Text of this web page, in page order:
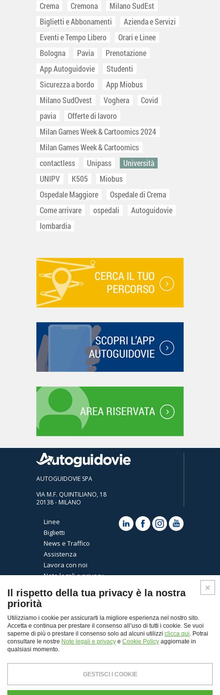
Crema
Cremona
Milano SudEst
Biglietti e Abbonamenti
Azienda e Servizi
Eventi e Tempo Libero
Orari e Linee
Bologna
Pavia
Prenotazione
App Autoguidovie
Studenti
Sicurezza a bordo
App Miobus
Milano SudOvest
Voghera
Covid
pavia
Offerte di lavoro
Milan Games Week & Cartoomics 2024
Milan Games Week & Cartoomics
contactless
Unipass
Università
UNIPV
K505
Miobus
Ospedale Maggiore
Ospedale di Crema
Come arrivare
ospedali
Autoguidovie
lombardia
AUTOGUIDOVIE SPA
VIA M.F. QUINTILIANO, 18
20138 - MILANO
Linee
Biglietti
News e Traffico
Assistenza
Lavora con noi
Note legali e privacy
© Copyright 2026 - Autoguidovie spa
Il rispetto della tua privacy è la nostra
priorità
Utilizziamo i cookie per assicurarti la migliore esperienza nel nostro sito.
Accetta e continua per prestare il consenso all’uso di tutti i cookie. Se vuoi
saperne di più o prestare il consenso solo ad alcuni utilizzi clicca qui. Potrai
consultare le nostre Note legali e privacy e Cookie Policy aggiornate in
qualsiasi momento.
GESTISCI I COOKIE